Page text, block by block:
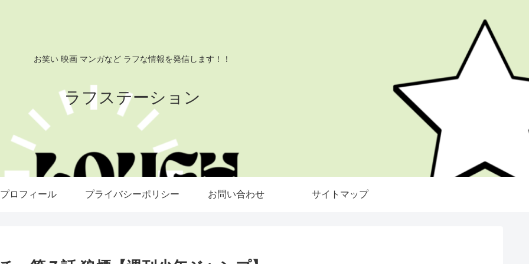
お笑い 映画 マンガなど ラフな情報を発信します！！
ラフステーション
プロフィール プライバシーポリシー お問い合わせ サイトマップ